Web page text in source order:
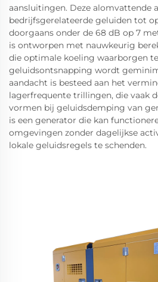
aansluitingen. Deze alomvattende
bedrijfsgerelateerde geluiden tot
doorgaans onder de 68 dB op 7
is ontworpen met nauwkeurig
die optimale koeling waarborgen
geluidsontsnapping wordt
aandacht is besteed aan het
lagerfrequente trillingen, die vaak
vormen bij geluidsdemping van
is een generator die kan
omgevingen zonder dagelijkse
lokale geluidsregels te schenden.